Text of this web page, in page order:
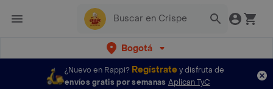
Bogotá
¿Nuevo en Rappi? Regístratey disfruta de
envíos gratis por semanas Aplican TyC